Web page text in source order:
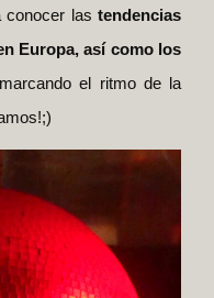
conocer lastendencias
Europa, así como los
el ritmo de la